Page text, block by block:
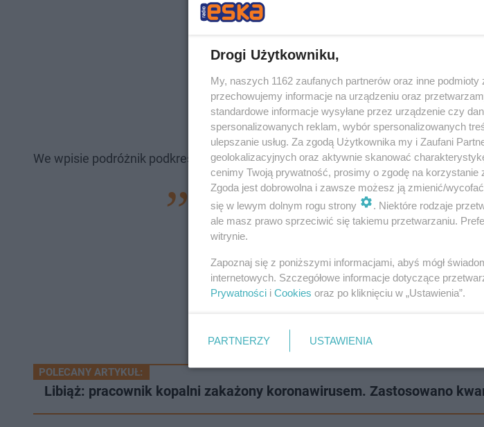
We wpisie podróżnik podkreślił, jak bardzo jest wdzięczny lekarzom, za to, że
Profesjonalizm to nie wszystko. Przez ten miesiąc
byłem wspaniałą opieką. BARDZO ZA WSZYSTKO
Zawsze będę stał po Waszej stronie. Szkoda, że
wyglądacie. Każdego dnia spotykaliśmy się
zawsze przychodziliście w tych kosmicznych
oddychać - pisze w mediach społecznościowych
POLECANY ARTYKUŁ:
Libiąż: pracownik kopalni zakażony koronawirusem. Zastosowano
Drogi Użytkowniku,
My, naszych 1162 zaufanych partnerów oraz inne
przechowujemy informacje na urządzeniu oraz
standardowe informacje wysyłane przez urządzenie czy
spersonalizowanych reklam, wybór spersonalizowanych
ulepszanie usług. Za zgodą Użytkownika my i Zaufani
geolokalizacyjnych oraz aktywnie skanować
cenimy Twoją prywatność, prosimy o zgodę na korzystanie
Zgoda jest dobrowolna i zawsze możesz ją zmienić/
się w lewym dolnym rogu strony
. Niektóre rodzaje
ale masz prawo sprzeciwić się takiemu przetwarzaniu.
witrynie.
Zapoznaj się z poniższymi informacjami, abyś mógł
internetowych. Szczegółowe informacje dotyczące
Prywatności i Cookies oraz po kliknięciu w „Ustawienia”.
PARTNERZY USTAWIENIA